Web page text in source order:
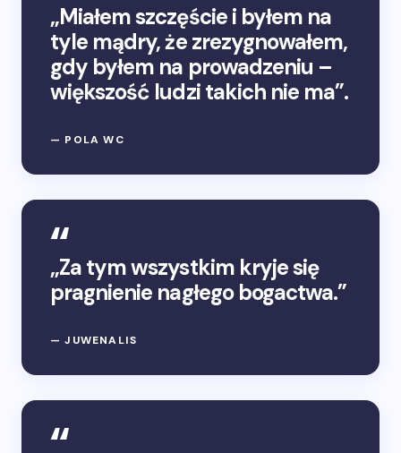
„Miałem szczęście i byłem na
tyle mądry, że zrezygnowałem,
gdy byłem na prowadzeniu –
większość ludzi takich nie ma”.
— POLA WC
„Za tym wszystkim kryje się
pragnienie nagłego bogactwa.”
— JUWENALIS